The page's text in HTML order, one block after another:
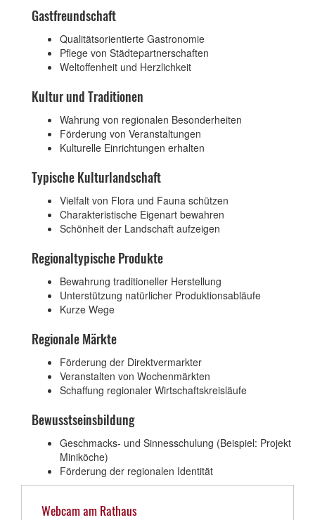
Gastfreundschaft
Qualitätsorientierte Gastronomie
Pflege von Städtepartnerschaften
Weltoffenheit und Herzlichkeit
Kultur und Traditionen
Wahrung von regionalen Besonderheiten
Förderung von Veranstaltungen
Kulturelle Einrichtungen erhalten
Typische Kulturlandschaft
Vielfalt von Flora und Fauna schützen
Charakteristische Eigenart bewahren
Schönheit der Landschaft aufzeigen
Regionaltypische Produkte
Bewahrung traditioneller Herstellung
Unterstützung natürlicher Produktionsabläufe
Kurze Wege
Regionale Märkte
Förderung der Direktvermarkter
Veranstalten von Wochenmärkten
Schaffung regionaler Wirtschaftskreisläufe
Bewusstseinsbildung
Geschmacks- und Sinnesschulung (Beispiel: Projekt
Miniköche)
Förderung der regionalen Identität
Webcam am Rathaus